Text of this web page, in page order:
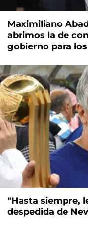
Maximiliano
abrimos la de
gobierno para
"Hasta siempre,
despedida de